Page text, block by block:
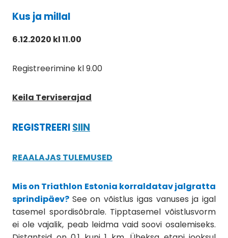
Kus ja millal
6.12.2020 kl 11.00
Registreerimine kl 9.00
Keila Terviserajad
REGISTREERISIIN
REAALAJAS TULEMUSED
Mis on Triathlon Estonia korraldatav jalgratta
sprindipäev? See on võistlus igas vanuses ja igal
tasemel spordisõbrale. Tipptasemel võistlusvorm
ei ole vajalik, peab leidma vaid soovi osalemiseks.